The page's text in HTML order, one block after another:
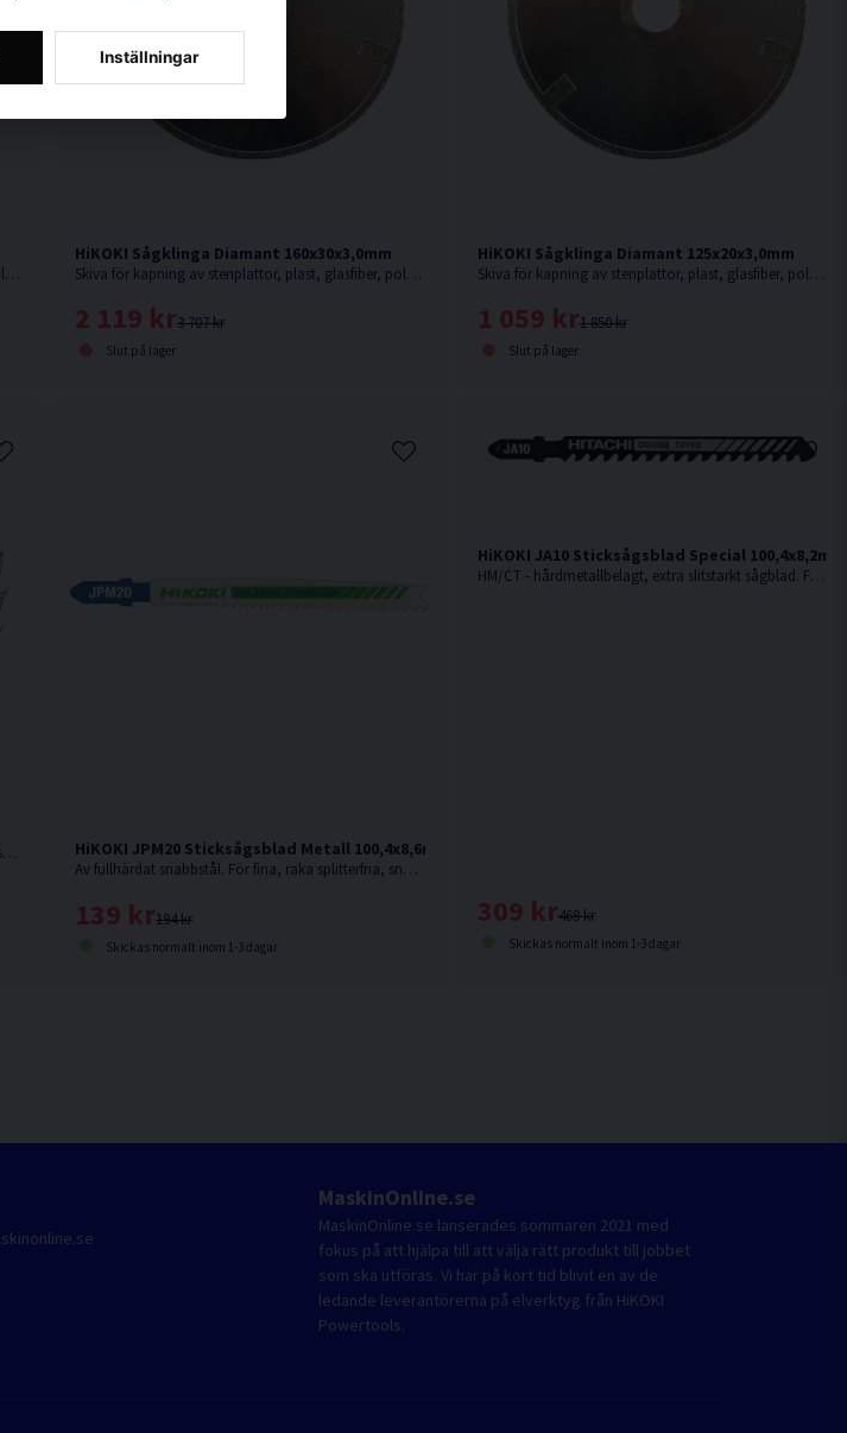
Skiva för kapning av stenplattor, plast, glasfiber, polyesterbaserade produkter, glasfiberarmerad polyester, etc.
HiKOKI Sågklinga Diamant 160x30x3,0mm
Skiva för kapning av stenplattor, plast, glasfiber, polyesterbaserade produkter, glasfiberarmerad polyester, etc.
3 707 kr
2 119 kr
Slut på lager
HiKOKI Sågklinga Diamant 125x20x3,0mm
Skiva för kapning av stenplattor, plast, glasfiber, polyesterbaserade produkter, glasfiberarmerad polyester, etc.
1 850 kr
1 059 kr
Slut på lager
Sågklinga av härdad korrosionsbeständigt stål för sågning i hårt och mjukt trä. HiKOKI JPM20 Sticksågsblad Metall 100,4x8,6mm (10-20TPI) 5st
Av fullhärdat snabbstål. För fina, raka splitterfria, snabba, medelgrova till grova snitt i hårdare material som trä med spik, metall, aluminium och i
194 kr
139 kr
Skickas normalt inom 1-3 dagar
HiKOKI JA10 Sticksågsblad Special
HM/CT - hårdmetallbelagt, extra slitstarkt sågblad. För sträva material som glasfiberarmerad plast, keramik, kakel, skifferplattor och glas
469 kr
309 kr
Skickas normalt inom 1-3 dagar
MaskinOnline.se
MaskinOnline.se lanserades sommaren 2021 med
fokus på att hjälpa till att välja rätt produkt till jobbet
som ska utföras. Vi har på kort tid blivit en av de
ledande leverantörerna på elverktyg från HiKOKI
Powertools.
Inställningar